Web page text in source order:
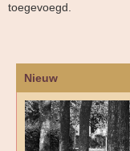
toegevoegd.
Nieuw